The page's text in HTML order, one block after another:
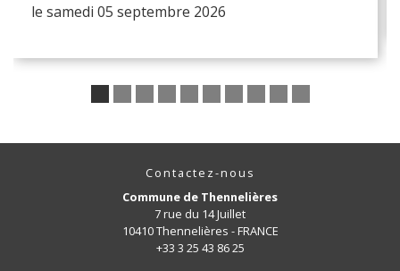
le samedi 05 septembre 2026
Contactez-nous
Commune de Thennelières
7 rue du 14 Juillet
10410 Thennelières - FRANCE
+33 3 25 43 86 25